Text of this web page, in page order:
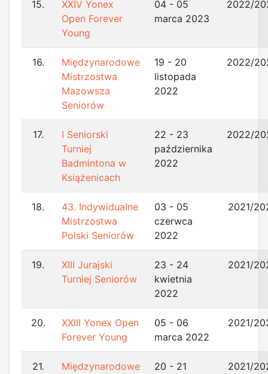
15.
XXIV Yonex
Open Forever
Young
04 - 05
marca 2023
2022/
16.
Międzynarodowe
Mistrzostwa
Mazowsza
Seniorów
19 - 20
listopada
2022
2022/
17.
I Seniorski
Turniej
Badmintona w
Książenicach
22 - 23
października
2022
2022/
18.
43. Indywidualne
Mistrzostwa
Polski Seniorów
03 - 05
czerwca
2022
2021/
19.
XIII Jurajski
Turniej Seniorów
23 - 24
kwietnia
2022
2021/
20.
XXIII Yonex Open
Forever Young
05 - 06
marca 2022
2021/
21.
Międzynarodowe
20 - 21
2021/